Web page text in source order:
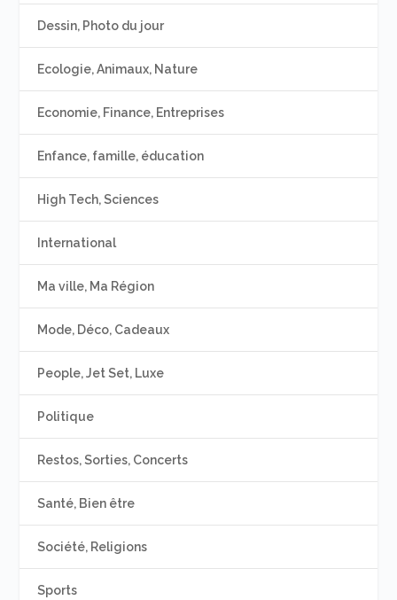
Dessin, Photo du jour
Ecologie, Animaux, Nature
Economie, Finance, Entreprises
Enfance, famille, éducation
High Tech, Sciences
International
Ma ville, Ma Région
Mode, Déco, Cadeaux
People, Jet Set, Luxe
Politique
Restos, Sorties, Concerts
Santé, Bien être
Société, Religions
Sports